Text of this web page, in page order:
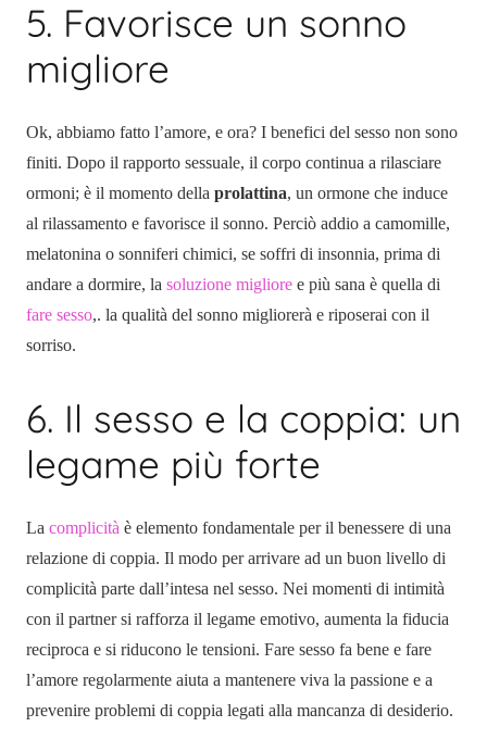
5. Favorisce un sonno
migliore
Ok, abbiamo fatto l’amore, e ora? I benefici del sesso non sono
finiti. Dopo il rapporto sessuale, il corpo continua a rilasciare
ormoni; è il momento della prolattina, un ormone che induce
al rilassamento e favorisce il sonno. Perciò addio a camomille,
melatonina o sonniferi chimici, se soffri di insonnia, prima di
andare a dormire, la soluzione migliore e più sana è quella di
fare sesso,. la qualità del sonno migliorerà e riposerai con il
sorriso.
6. Il sesso e la coppia: un
legame più forte
La complicità è elemento fondamentale per il benessere di una
relazione di coppia. Il modo per arrivare ad un buon livello di
complicità parte dall’intesa nel sesso. Nei momenti di intimità
con il partner si rafforza il legame emotivo, aumenta la fiducia
reciproca e si riducono le tensioni. Fare sesso fa bene e fare
l’amore regolarmente aiuta a mantenere viva la passione e a
prevenire problemi di coppia legati alla mancanza di desiderio.